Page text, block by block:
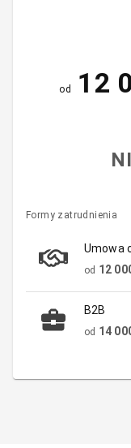
od 12
Formy zatrudnienia
Umowa
od 12
B2B
od 14